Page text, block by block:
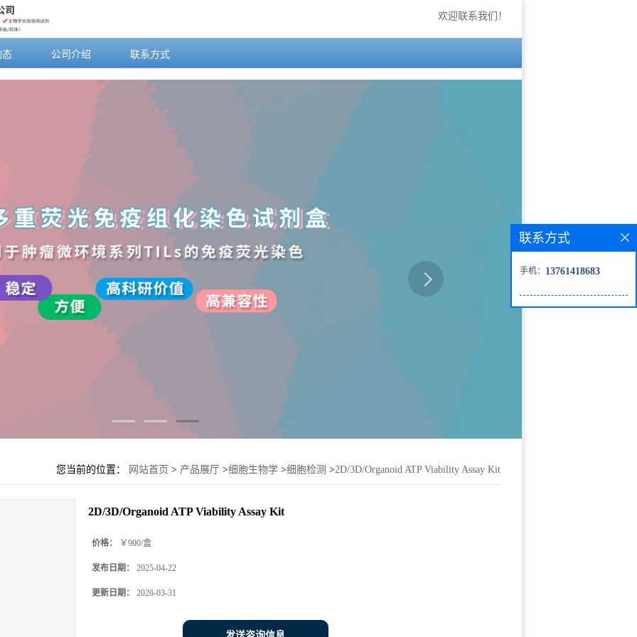
欢迎联系我们！
态 公司介绍 联系方式
您当前的位置： 网站首页 > 产品展厅 >细胞生物学 >细胞检测 >2D/3D/Organoid ATP Viability Assay Kit
2D/3D/Organoid ATP Viability Assay Kit
价格： ￥900/盒
发布日期： 2025-04-22
更新日期： 2026-03-31
联系方式
手机： 13761418683